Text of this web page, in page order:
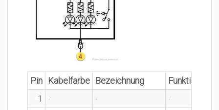
Pin Kabelfarbe Bezeichnung
Funktion
1
- -
-